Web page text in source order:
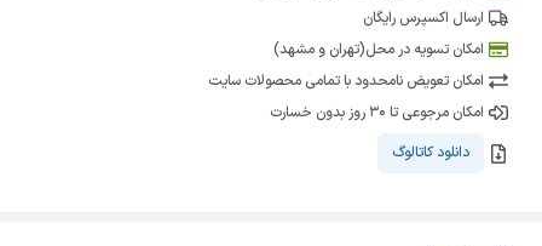
ارسال اکسپرس رایگان
امکان تسویه در محل(تهران و مشهد)
امکان تعویض نامحدود با تمامی محصولات سایت
امکان مرجوعی تا 30 روز بدون خسارت
دانلود کاتالوگ